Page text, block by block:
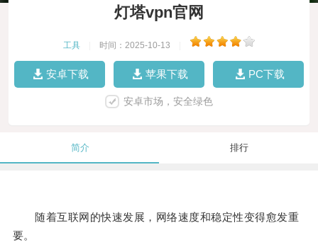
灯塔vpn官网
工具 时间：2025-10-13
安卓下载 苹果下载 PC下载
安卓市场，安全绿色
简介 排行
随着互联网的快速发展，网络速度和稳定性变得愈发重
要。